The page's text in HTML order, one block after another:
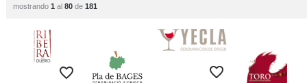
mostrando 1 al 80de 181